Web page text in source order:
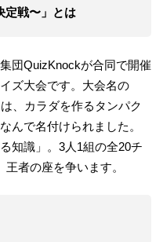
戦〜」とは
団QuizKnockが合同で開催
ズ大会です。大会名の
、カラダを作るタンパク
んで名付けられました。
知識」。3人1組の全20チ
者の座を争います。